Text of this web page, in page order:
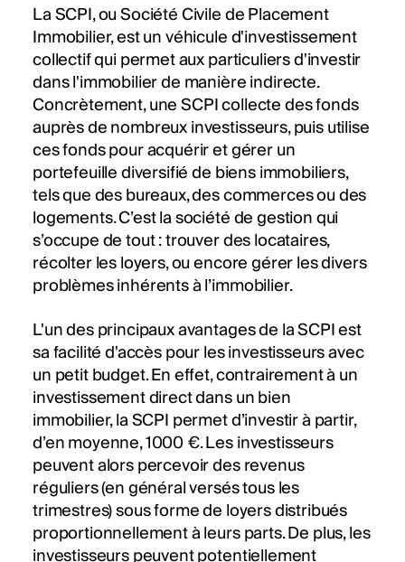
La SCPI, ou Société Civile de Placement
Immobilier, est un véhicule d'investissement
collectif qui permet aux particuliers d'investir
dans l'immobilier de manière indirecte.
Concrètement, une SCPI collecte des fonds
auprès de nombreux investisseurs, puis utilise
ces fonds pour acquérir et gérer un
portefeuille diversifié de biens immobiliers,
tels que des bureaux, des commerces ou des
logements. C’est la société de gestion qui
s’occupe de tout : trouver des locataires,
récolter les loyers, ou encore gérer les divers
problèmes inhérents à l’immobilier.
L'un des principaux avantages de la SCPI est
sa facilité d'accès pour les investisseurs avec
un petit budget. En effet, contrairement à un
investissement direct dans un bien
immobilier, la SCPI permet d’investir à partir,
d’en moyenne, 1000 €. Les investisseurs
peuvent alors percevoir des revenus
réguliers (en général versés tous les
trimestres) sous forme de loyers distribués
proportionnellement à leurs parts. De plus, les
investisseurs peuvent potentiellement